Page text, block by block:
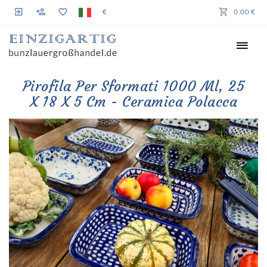
€ 0,00 €
Pirofila Per Sformati 1000 Ml, 25
X 18 X 5 Cm - Ceramica Polacca